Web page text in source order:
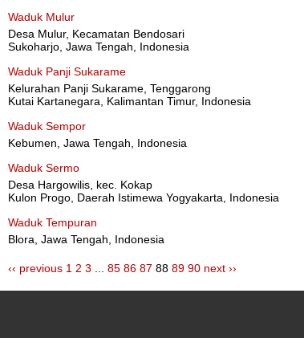
Waduk Mulur
Desa Mulur, Kecamatan Bendosari
Sukoharjo, Jawa Tengah, Indonesia
Waduk Panji Sukarame
Kelurahan Panji Sukarame, Tenggarong
Kutai Kartanegara, Kalimantan Timur, Indonesia
Waduk Sempor
Kebumen, Jawa Tengah, Indonesia
Waduk Sermo
Desa Hargowilis, kec. Kokap
Kulon Progo, Daerah Istimewa Yogyakarta, Indonesia
Waduk Tempuran
Blora, Jawa Tengah, Indonesia
‹‹ previous 1 2 3 85 86 87 88 89 90 next ››